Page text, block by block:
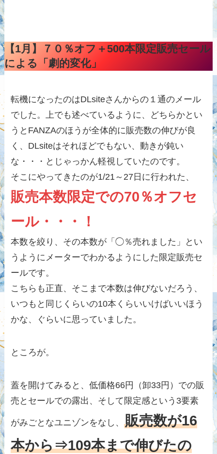
【1月】７０％オフ＋500本限定販売セール
による「劇的変化」
転機になったのはDLsiteさんからの１通のメール
でした。上でも述べているように、どちらかとい
うとFANZAのほうが全体的に販売数の伸びが良
く、DLsiteはそれほどでもない、動きが鈍い
な・・・とじゃっかん軽視していたのです。
そこにやってきたのが1/21～27日に行われた、
販売本数限定での70％オフセ
ール・・・！
本数を絞り、その本数が「◯％売れました」とい
うようにメーターでわかるようにした限定販売セ
ールです。
こちらも正直、そこまで本数は伸びないだろう、
いつもと同じくらいの10本くらいいけばいいほう
かな、ぐらいに思っていました。
ところが。
蓋を開けてみると、低価格66円（卸33円）での販
売とセールでの露出、そして限定感という3要素
がみごとなユニゾンをなし、販売数が16
本から⇒109本まで伸びたの